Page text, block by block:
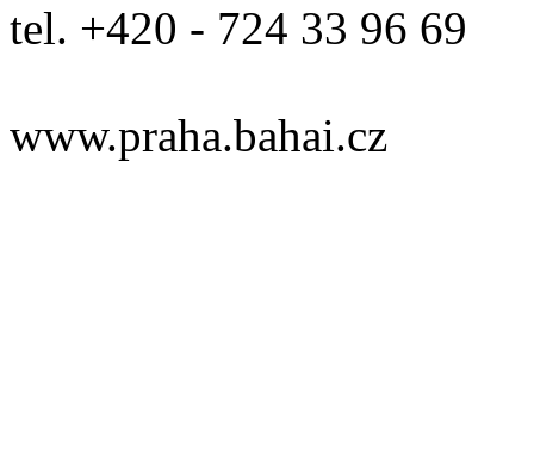
tel. +420 - 724 33 96 69
www.praha.bahai.cz